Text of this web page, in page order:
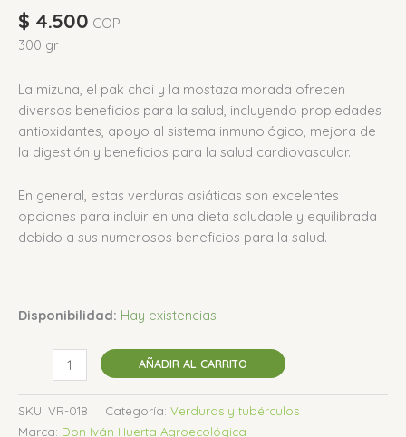
$ 4.500 COP
300 gr
La mizuna, el pak choi y la mostaza morada ofrecen
diversos beneficios para la salud, incluyendo propiedades
antioxidantes, apoyo al sistema inmunológico, mejora de
la digestión y beneficios para la salud cardiovascular.
En general, estas verduras asiáticas son excelentes
opciones para incluir en una dieta saludable y equilibrada
debido a sus numerosos beneficios para la salud.
Disponibilidad: Hay existencias
AÑADIR AL CARRITO
SKU: VR-018 Categoría: Verduras y tubérculos
Marca: Don Iván Huerta Agroecológica